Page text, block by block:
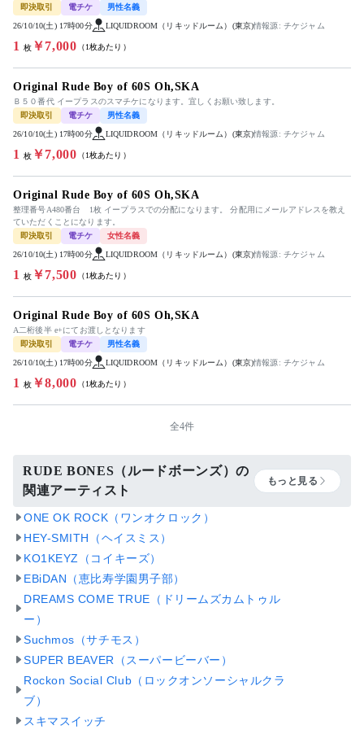
お送りします。 ...
即決取引 電チケ 男性名義
26/10/10(土) 17時00分 LIQUIDROOM（リキッドルーム）(東京)情報源: チケジャム
1 枚￥7,000 （1枚あたり）
Original Rude Boy of 60S Oh,SKA
Ｂ５０番代 イープラスのスマチケになります。宜しくお願い致します。
即決取引
電チケ 男性名義
26/10/10(土) 17時00分 LIQUIDROOM（リキッドルーム）(東京)情報源: チケジャム
1 枚￥7,000 （1枚あたり）
Original Rude Boy of 60S Oh,SKA
整理番号A480番台 1枚 イープラスでの分配になります。 分配用にメールアドレスを教え
ていただくことになります。
即決取引
電チケ 女性名義
26/10/10(土) 17時00分 LIQUIDROOM（リキッドルーム）(東京)情報源: チケジャム
1 枚￥7,500 （1枚あたり）
Original Rude Boy of 60S Oh,SKA
A二桁後半 e+にてお渡しとなります
即決取引
電チケ 男性名義
26/10/10(土) 17時00分 LIQUIDROOM（リキッドルーム）(東京)情報源: チケジャム
1 枚￥8,000 （1枚あたり）
全4件
RUDE BONES（ルードボーンズ）の
関連アーティスト
もっと見る
ONE OK ROCK（ワンオクロック）
HEY-SMITH（ヘイスミス）
KO1KEYZ（コイキーズ）
EBiDAN（恵比寿学園男子部）
DREAMS COME TRUE（ドリームズカムトゥル
ー）
Suchmos（サチモス）
SUPER BEAVER（スーパービーバー）
Rockon Social Club（ロックオンソーシャルクラ
ブ）
スキマスイッチ